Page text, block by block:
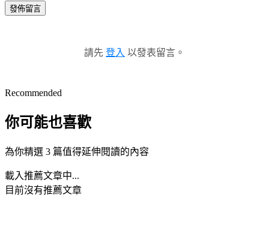
發佈留言
請先 登入 以發表留言。
Recommended
你可能也喜歡
為你精選 3 篇值得延伸閱讀的內容
載入推薦文章中...
目前沒有推薦文章